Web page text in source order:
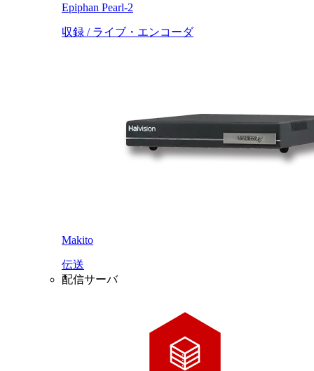
Epiphan Pearl-2
収録 / ライブ・エンコーダ
Makito
伝送
配信サーバ